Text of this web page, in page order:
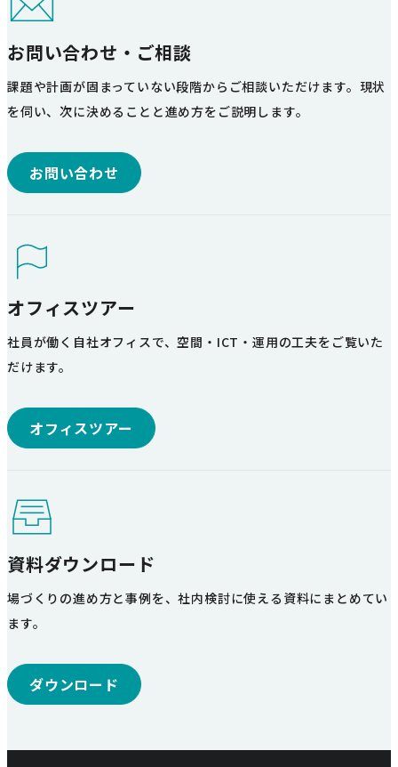
お問い合わせ・ご相談
課題や計画が固まっていない段階からご相談いただけます。現状
を伺い、次に決めることと進め方をご説明します。
お問い合わせ
オフィスツアー
社員が働く自社オフィスで、空間・ICT・運用の工夫をご覧いた
だけます。
オフィスツアー
資料ダウンロード
場づくりの進め方と事例を、社内検討に使える資料にまとめてい
ます。
ダウンロード